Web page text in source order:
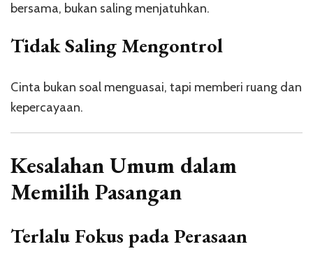
bersama, bukan saling menjatuhkan.
Tidak Saling Mengontrol
Cinta bukan soal menguasai, tapi memberi ruang dan
kepercayaan.
Kesalahan Umum dalam
Memilih Pasangan
Terlalu Fokus pada Perasaan